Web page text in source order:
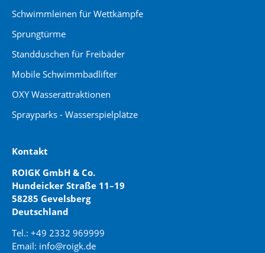
Schwimmleinen für Wettkämpfe
Sprungtürme
Standduschen für Freibäder
Mobile Schwimmbadlifter
OXY Wasserattraktionen
Sprayparks - Wasserspielplätze
Kontakt
ROIGK GmbH & Co.
Hundeicker Straße 11–19
58285 Gevelsberg
Deutschland
Tel.: +49 2332 969999
Email: info@roigk.de